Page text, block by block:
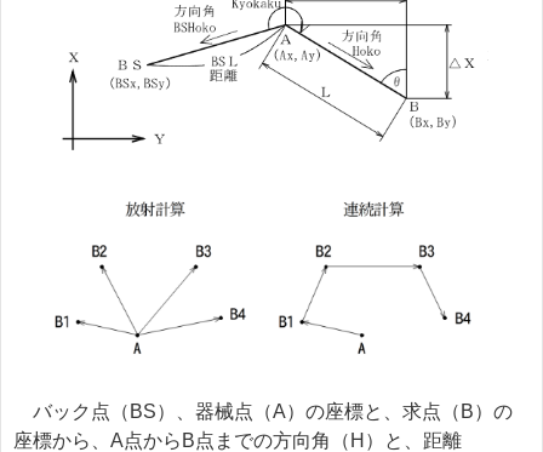
バック点（BS）、器械点（A）の座標と、求点（B）の
座標から、A点からB点までの方向角（H）と、距離